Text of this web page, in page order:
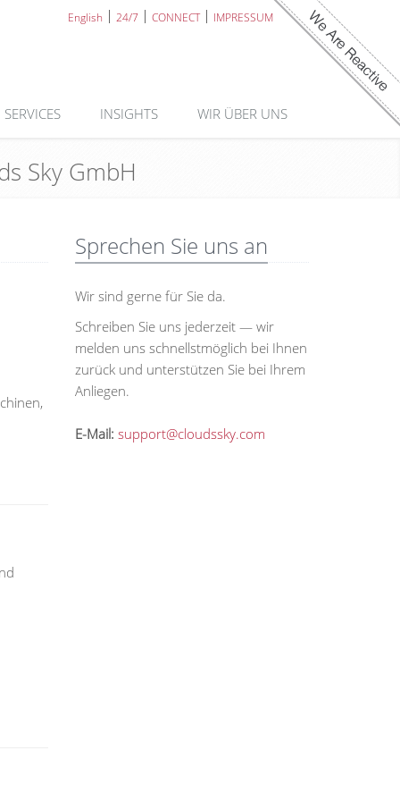
English 24/7 CONNECT IMPRESSUM
SERVICES INSIGHTS WIR ÜBER UNS
Sky GmbH
Sprechen Sie uns an
Wir sind gerne für Sie da.
Schreiben Sie uns jederzeit — wir
melden uns schnellstmöglich bei Ihnen
zurück und unterstützen Sie bei Ihrem
Anliegen.
E-Mail: support@cloudssky.com